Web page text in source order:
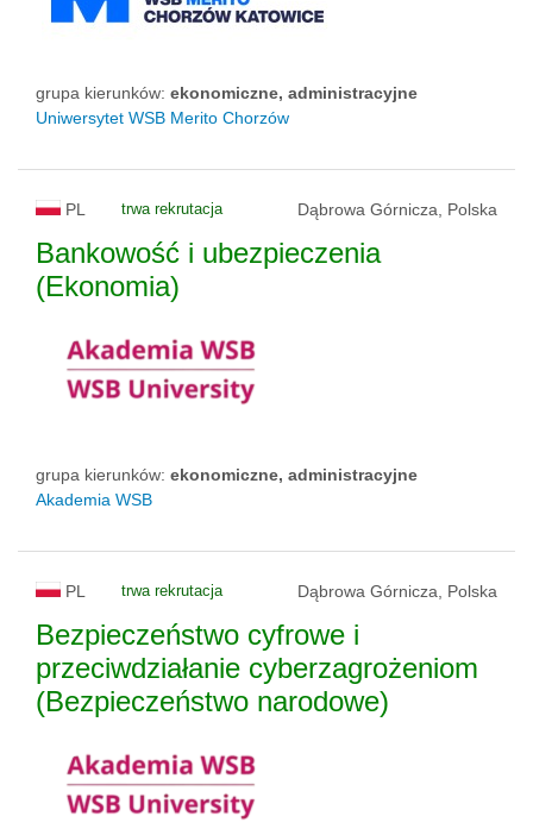
grupa kierunków: ekonomiczne, administracyjne
Uniwersytet WSB Merito Chorzów
PL trwa rekrutacja Dąbrowa Górnicza, Polska
Bankowość i ubezpieczenia
(Ekonomia)
grupa kierunków: ekonomiczne, administracyjne
Akademia WSB
PL trwa rekrutacja Dąbrowa Górnicza, Polska
Bezpieczeństwo cyfrowe i
przeciwdziałanie cyberzagrożeniom
(Bezpieczeństwo narodowe)